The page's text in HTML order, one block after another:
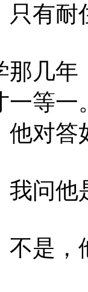
有耐
年
一等一
他对
问他
是，